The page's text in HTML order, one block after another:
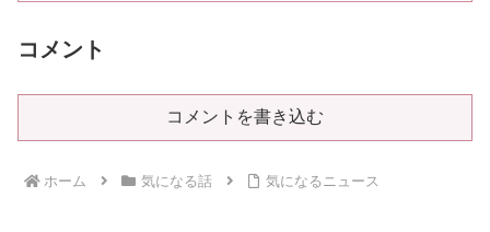
コメント
コメントを書き込む
ホーム 気になる話 気になるニュース